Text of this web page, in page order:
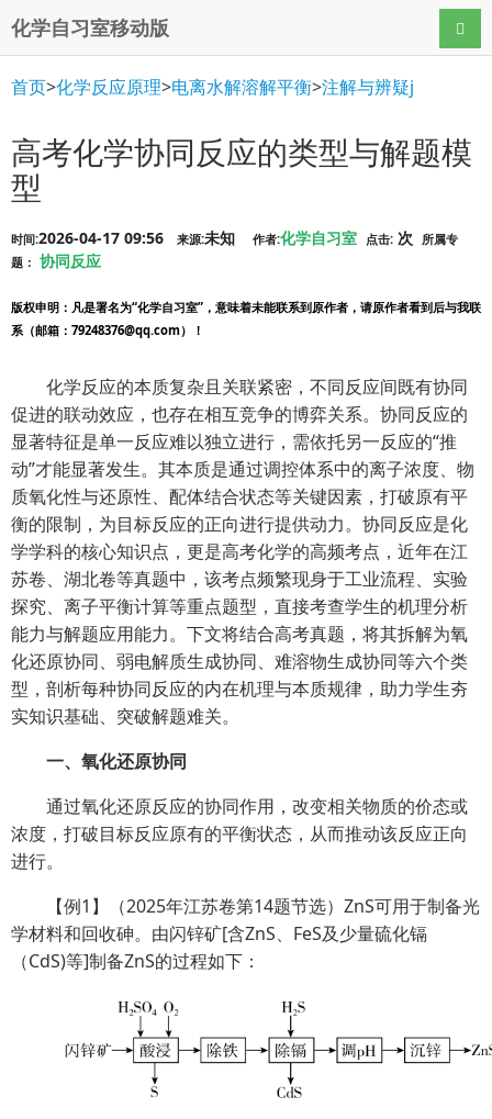
化学自习室移动版 导航
首页>化学反应原理>电离水解溶解平衡>注解与辨疑j
高考化学协同反应的类型与解题模
型
时间:2026-04-17 09:56 来源:未知 作者:化学自习室 点击: 次
所属专
题： 协同反应
版权申明 ：凡是署名为“化学自习室”，意味着未能联系到原作者，请原作者看到后与我联
系（邮箱：79248376@qq.com）！
化学反应的本质复杂且关联紧密，不同反应间既有协同
促进的联动效应，也存在相互竞争的博弈关系。协同反应的
显著特征是单一反应难以独立进行，需依托另一反应的“推
动”才能显著发生。其本质是通过调控体系中的离子浓度、物
质氧化性与还原性、配体结合状态等关键因素，打破原有平
衡的限制，为目标反应的正向进行提供动力。协同反应是化
学学科的核心知识点，更是高考化学的高频考点，近年在江
苏卷、湖北卷等真题中，该考点频繁现身于工业流程、实验
探究、离子平衡计算等重点题型，直接考查学生的机理分析
能力与解题应用能力。下文将结合高考真题，将其拆解为氧
化还原协同、弱电解质生成协同、难溶物生成协同等六个类
型，剖析每种协同反应的内在机理与本质规律，助力学生夯
实知识基础、突破解题难关。
一、氧化还原协同
通过氧化还原反应的协同作用，改变相关物质的价态或
浓度，打破目标反应原有的平衡状态，从而推动该反应正向
进行。
【例1】（2025年江苏卷第14题节选）ZnS可用于制备光
学材料和回收砷。由闪锌矿[含ZnS、FeS及少量硫化镉
（CdS)等]制备ZnS的过程如下：